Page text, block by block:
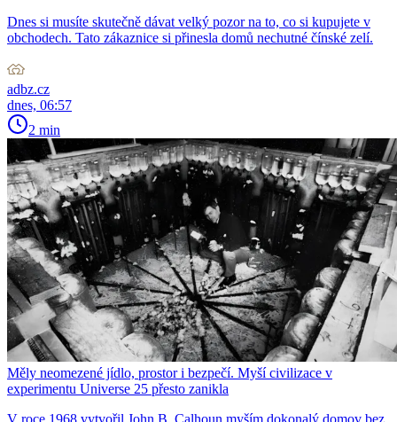
Dnes si musíte skutečně dávat velký pozor na to, co si kupujete v
obchodech. Tato zákaznice si přinesla domů nechutné čínské zelí.
adbz.cz
dnes, 06:57
2 min
Měly neomezené jídlo, prostor i bezpečí. Myší civilizace v
experimentu Universe 25 přesto zanikla
V roce 1968 vytvořil John B. Calhoun myším dokonalý domov bez